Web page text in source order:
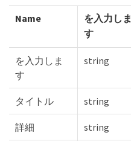
Name
を入力しま
す
を入力しま
す
string
タイトル string
詳細 string